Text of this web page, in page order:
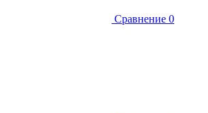
Сравнение 0